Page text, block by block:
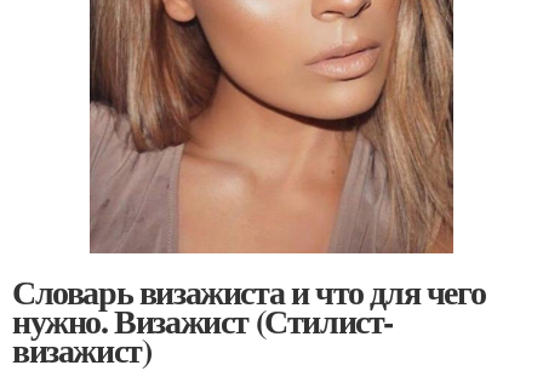
Словарь визажиста и что для чего
нужно. Визажист (Стилист-
визажист)